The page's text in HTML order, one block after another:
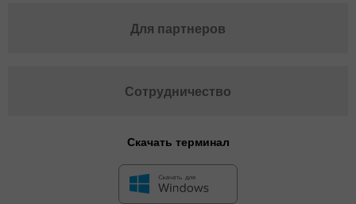
Для партнеров
Сотрудничество
Скачать терминал